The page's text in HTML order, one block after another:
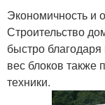
Экономичность и
Строительство
быстро
вес блоков также
техники.